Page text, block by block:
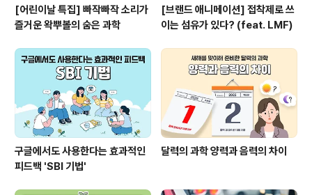
[어린이날 특집] 빠작빠작 소리가
즐거운 왁뿌볼의 숨은 과학
[브랜드 애니메이션] 접착제로 쓰
이는 섬유가 있다? (feat. LMF)
구글에서도 사용한다는 효과적인
피드백 'SBI 기법'
달력의 과학 양력과 음력의 차이